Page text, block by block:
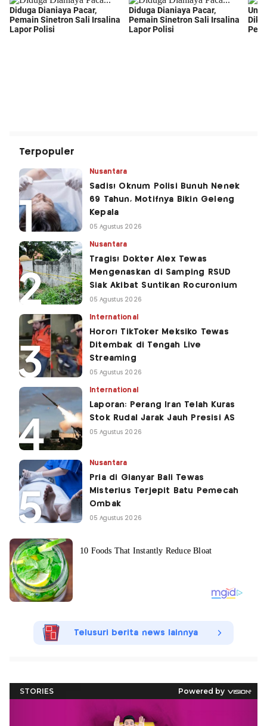
Terpopuler
Nusantara
Sadis! Oknum Polisi Bunuh Nenek
69 Tahun, Motifnya Bikin Geleng
Kepala
05 Agustus 2026
Nusantara
Tragis! Dokter Alex Tewas
Mengenaskan di Samping RSUD
Siak Akibat Suntikan Rocuronium
05 Agustus 2026
International
Horor! TikToker Meksiko Tewas
Ditembak di Tengah Live
Streaming
05 Agustus 2026
International
Laporan: Perang Iran Telah Kuras
Stok Rudal Jarak Jauh Presisi AS
05 Agustus 2026
Nusantara
Pria di Gianyar Bali Tewas
Misterius Terjepit Batu Pemecah
Ombak
05 Agustus 2026
Telusuri berita news lainnya